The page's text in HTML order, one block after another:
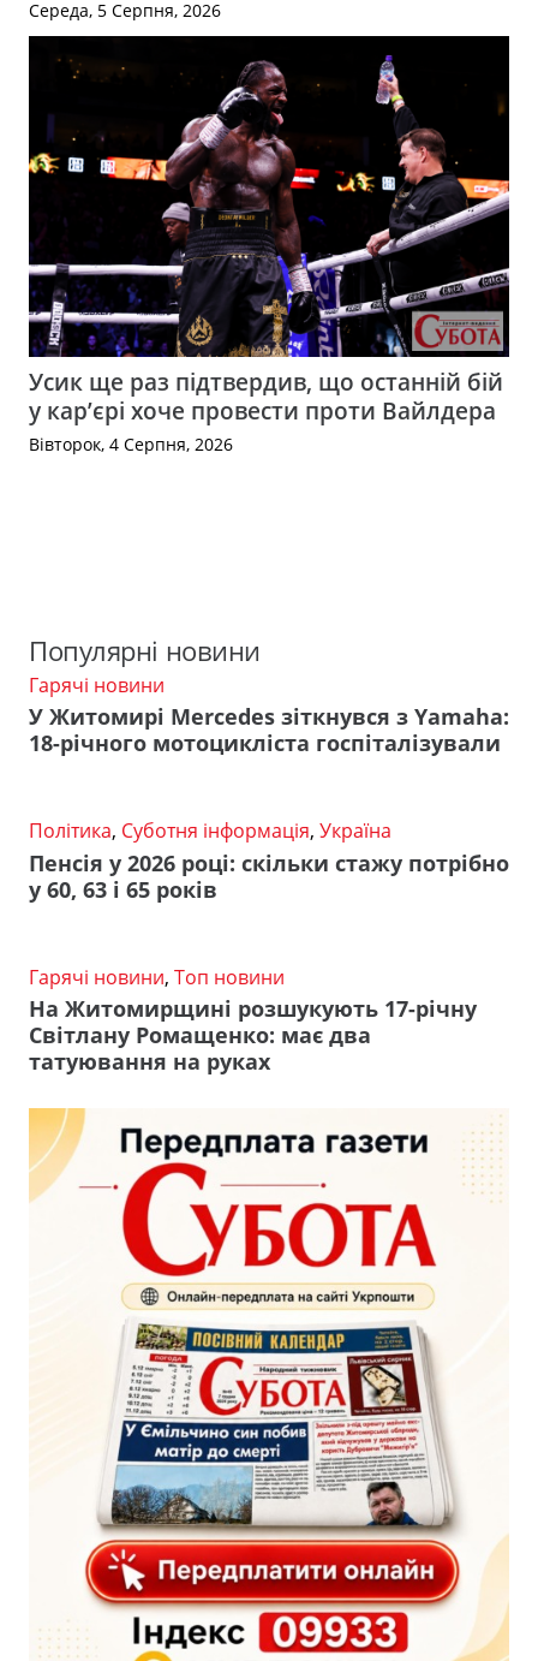
Середа, 5 Серпня, 2026
Усик ще раз підтвердив, що останній бій
у кар’єрі хоче провести проти Вайлдера
Вівторок, 4 Серпня, 2026
Популярні новини
Гарячі новини
У Житомирі Mercedes зіткнувся з Yamaha:
18-річного мотоцикліста госпіталізували
Політика, Суботня інформація, Україна
Пенсія у 2026 році: скільки стажу потрібно
у 60, 63 і 65 років
Гарячі новини, Топ новини
На Житомирщині розшукують 17-річну
Світлану Ромащенко: має два
татуювання на руках